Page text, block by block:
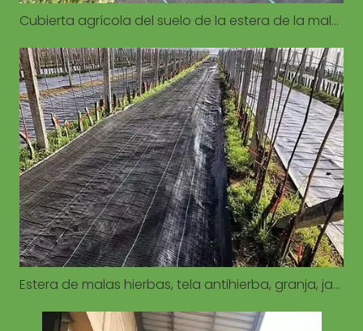
Cubierta agrícola del suelo de la estera de la mala hierba para la cubierta del suelo del control de la agricultura del jardín del invernadero
Estera de malas hierbas, tela antihierba, granja, jardín, verduras, control de malas hierbas, estera antihierba